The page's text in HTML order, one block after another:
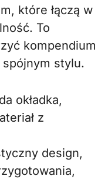
które łączą w
To
kompendium
stylu.
okładka,
z
design,